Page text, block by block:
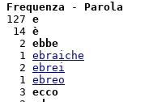
Frequenza - Parola
127 e
14 è
  2
ebbe
  1
ebraiche
  2
ebrei
  1
ebreo
  3
ecco